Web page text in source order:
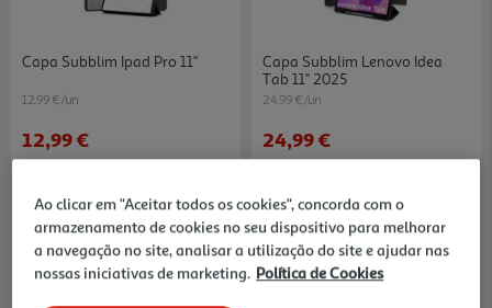
Capa Subblim Ipad Pro 11"
12.99 €/un
12,99 €
Capa Subblim Lenovo Idea
Tab 11" 2025
24.99 €/un
24,99 €
Ao clicar em "Aceitar todos os cookies", concorda com o
armazenamento de cookies no seu dispositivo para melhorar
a navegação no site, analisar a utilização do site e ajudar nas
nossas iniciativas de marketing. Política de Cookies